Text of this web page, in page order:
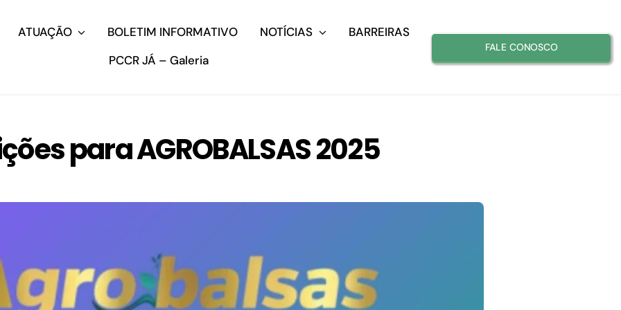
ATUAÇÃO BOLETIM INFORMATIVO NOTÍCIAS
BARREIRAS
PCCR JÁ – Galeria
FALE CONOSCO
para AGROBALSAS 2025